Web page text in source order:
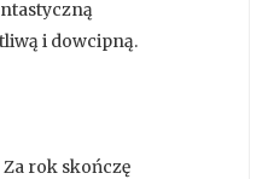
i dowcipną.
rok skończę